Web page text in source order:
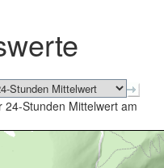
schließen
24-Stunden Mittelwert am